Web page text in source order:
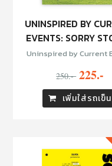
UNINSPIRED BY
EVENTS: SORRY
Uninspired by Current
250.- 225.-
เพิ่มใส่รถเข็น